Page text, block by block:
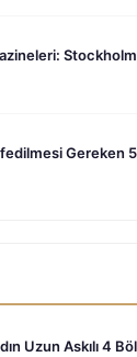
Gereken
Uzun Askılı 4